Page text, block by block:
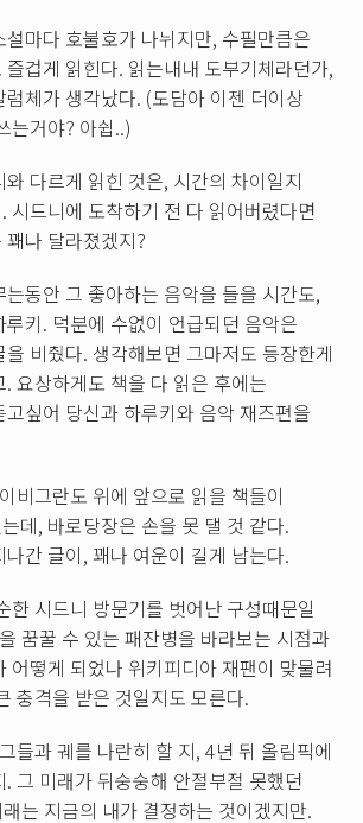
마다 호불호가 나뉘지만, 수필만큼은
겁게 읽힌다. 읽는내내 도부기체라던가,
체가 생각났다. (도담아 이젠 더이상
는거야? 아쉽..)
다르게 읽힌 것은, 시간의 차이일지
시드니에 도착하기 전 다 읽어버렸다면
나 달라졌겠지?
동안 그 좋아하는 음악을 들을 시간도,
키. 덕분에 수없이 언급되던 음악은
비췄다. 생각해보면 그마저도 등장한게
요상하게도 책을 다 읽은 후에는
싶어 당신과 하루키와 음악 재즈편을
비그란도 위에 앞으로 읽을 책들이
데, 바로당장은 손을 못 댈 것 같다.
간 글이, 꽤나 여운이 길게 남는다.
한 시드니 방문기를 벗어난 구성때문일
꿈꿀 수 있는 패잔병을 바라보는 시점과
어떻게 되었나 위키피디아 재팬이 맞물려
충격을 받은 것일지도 모른다.
들과 궤를 나란히 할 지, 4년 뒤 올림픽에
그 미래가 뒤숭숭해 안절부절 못했던
는 지금의 내가 결정하는 것이겠지만.